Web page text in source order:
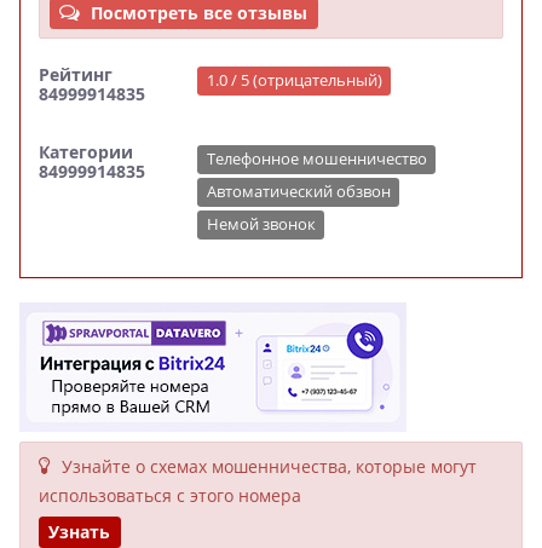
Посмотреть все отзывы
Рейтинг
84999914835
1.0 / 5 (отрицательный)
Категории
84999914835
Телефонное мошенничество
Автоматический обзвон
Немой звонок
Узнайте о схемах мошенни­чества, кото­рые могут
исполь­зоваться с этого номера
Узнать